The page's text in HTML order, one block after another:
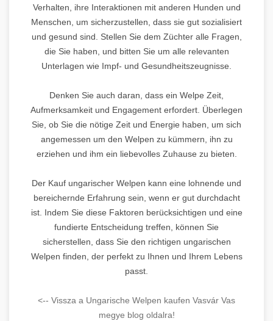
Verhalten, ihre Interaktionen mit anderen Hunden und
Menschen, um sicherzustellen, dass sie gut sozialisiert
und gesund sind. Stellen Sie dem Züchter alle Fragen,
die Sie haben, und bitten Sie um alle relevanten
Unterlagen wie Impf- und Gesundheitszeugnisse.
Denken Sie auch daran, dass ein Welpe Zeit,
Aufmerksamkeit und Engagement erfordert. Überlegen
Sie, ob Sie die nötige Zeit und Energie haben, um sich
angemessen um den Welpen zu kümmern, ihn zu
erziehen und ihm ein liebevolles Zuhause zu bieten.
Der Kauf ungarischer Welpen kann eine lohnende und
bereichernde Erfahrung sein, wenn er gut durchdacht
ist. Indem Sie diese Faktoren berücksichtigen und eine
fundierte Entscheidung treffen, können Sie
sicherstellen, dass Sie den richtigen ungarischen
Welpen finden, der perfekt zu Ihnen und Ihrem Lebens
passt.
<-- Vissza a Ungarische Welpen kaufen Vasvár Vas
megye blog oldalra!